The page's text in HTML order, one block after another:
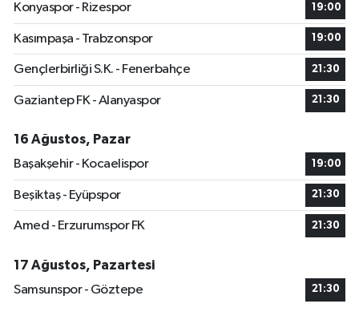
Konyaspor - Rizespor
19:00
Kasımpaşa - Trabzonspor 19:00
Gençlerbirliği S.K. - Fenerbahçe 21:30
Gaziantep FK - Alanyaspor 21:30
16 Ağustos, Pazar
Başakşehir - Kocaelispor
19:00
Beşiktaş - Eyüpspor 21:30
Amed - Erzurumspor FK 21:30
17 Ağustos, Pazartesi
Samsunspor - Göztepe
21:30